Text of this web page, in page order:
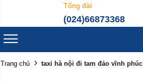
Tổng đài
(024)66873368
Trang chủ taxi hà nội đi tam đảo vĩnh phúc